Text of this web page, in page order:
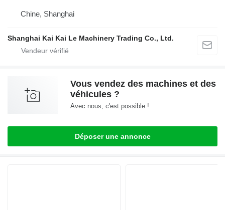
Chine, Shanghai
Shanghai Kai Kai Le Machinery Trading Co., Ltd.
Vous vendez des machines et des
véhicules ?
Avec nous, c'est possible !
Déposer une annonce